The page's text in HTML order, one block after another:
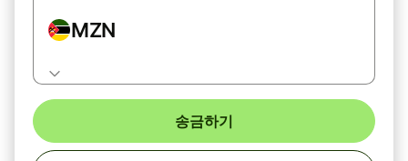
MZN
송금하기